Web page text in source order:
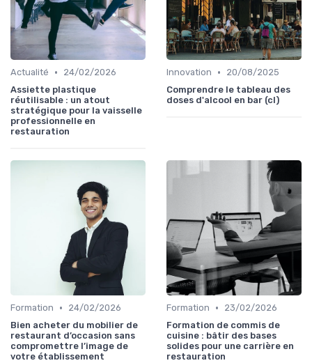
Actualité •
24/02/2026
Assiette plastique
réutilisable : un atout
stratégique pour la vaisselle
professionnelle en
restauration
Innovation •
20/08/2025
Comprendre le tableau des
doses d'alcool en bar (cl)
Formation •
24/02/2026
Bien acheter du mobilier de
restaurant d’occasion sans
compromettre l’image de
votre établissement
Formation •
23/02/2026
Formation de commis de
cuisine : bâtir des bases
solides pour une carrière en
restauration